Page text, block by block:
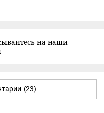
на наши
(23)